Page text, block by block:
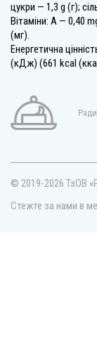
цукри — 1,3 g (г);
Вітаміни: А — 0,40
(мг).
Енергетична
(кДж) (661 kcal
© 2019-2026 ТзОВ
Стежте за нами в